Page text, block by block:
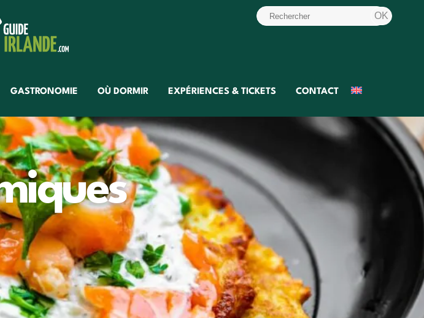
GASTRONOMIE OÙ DORMIR EXPÉRIENCES & TICKETS CONTACT